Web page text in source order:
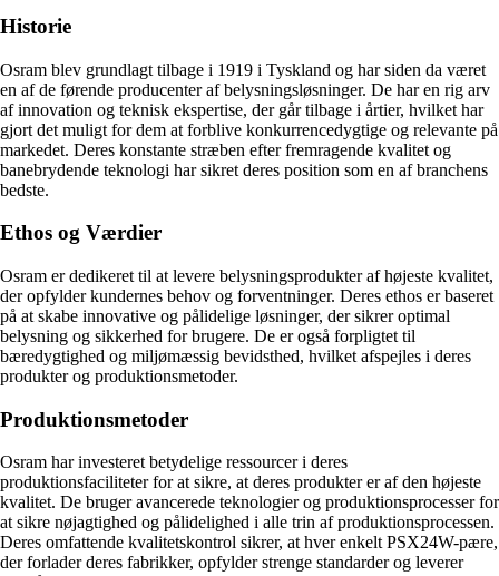
Historie
Osram blev grundlagt tilbage i 1919 i Tyskland og har siden da været
en af de førende producenter af belysningsløsninger. De har en rig arv
af innovation og teknisk ekspertise, der går tilbage i årtier, hvilket har
gjort det muligt for dem at forblive konkurrencedygtige og relevante på
markedet. Deres konstante stræben efter fremragende kvalitet og
banebrydende teknologi har sikret deres position som en af branchens
bedste.
Ethos og Værdier
Osram er dedikeret til at levere belysningsprodukter af højeste kvalitet,
der opfylder kundernes behov og forventninger. Deres ethos er baseret
på at skabe innovative og pålidelige løsninger, der sikrer optimal
belysning og sikkerhed for brugere. De er også forpligtet til
bæredygtighed og miljømæssig bevidsthed, hvilket afspejles i deres
produkter og produktionsmetoder.
Produktionsmetoder
Osram har investeret betydelige ressourcer i deres
produktionsfaciliteter for at sikre, at deres produkter er af den højeste
kvalitet. De bruger avancerede teknologier og produktionsprocesser for
at sikre nøjagtighed og pålidelighed i alle trin af produktionsprocessen.
Deres omfattende kvalitetskontrol sikrer, at hver enkelt PSX24W-pære,
der forlader deres fabrikker, opfylder strenge standarder og leverer